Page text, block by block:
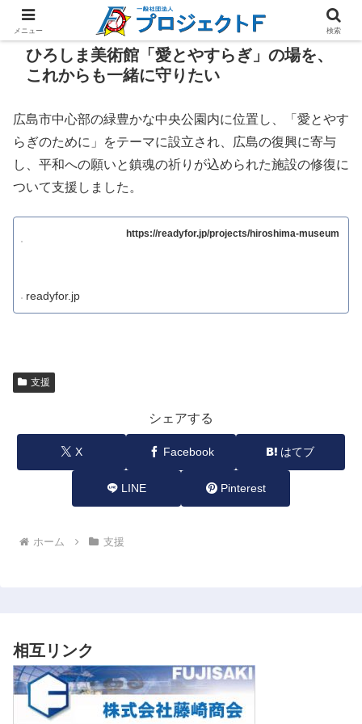
ひろしま美術館「愛とやすらぎ」の場を、
これからも一緒に守りたい
広島市中心部の緑豊かな中央公園内に位置し、「愛とやす
らぎのために」をテーマに設立され、広島の復興に寄与
し、平和への願いと鎮魂の祈りが込められた施設の修復に
ついて支援しました。
https://readyfor.jp/projects/hiroshima-museum
readyfor.jp
支援
シェアする
X Facebook はてブ
LINE Pinterest
ホーム 支援
相互リンク
メニュー 検索